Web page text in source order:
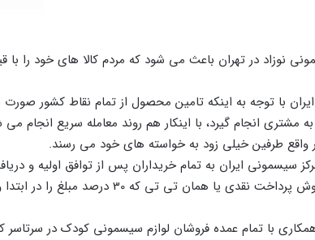
نوزاد در تهران باعث می شود که مردم کالا های خود را
با توجه به اینکه تامین محصول از تمام نقاط کشور
مشتری انجام گیرد، با اینکار هم روند معامله سریع
طرفین خیلی زود به خواسته های خود می رسند.
سیسمونی ایران به تمام خریداران پس از توافق اولیه و
با تمام عمده فروشان لوازم سیسمونی کودک در